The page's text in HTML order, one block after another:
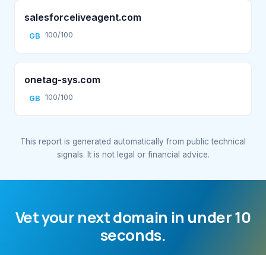
salesforceliveagent.com
GB 100/100
onetag-sys.com
GB 100/100
This report is generated automatically from public technical
signals. It is not legal or financial advice.
Vet your next domain in under 10
seconds.